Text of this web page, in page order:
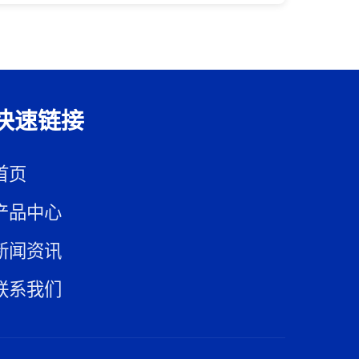
速链接
页
品中心
闻资讯
系我们